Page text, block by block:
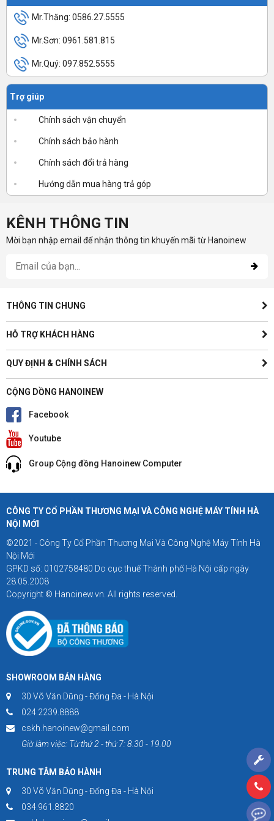
Mr.Thăng: 0586.27.5555
Mr.Sơn: 0961.581.815
Mr.Quý: 097.852.5555
Trợ giúp
Chính sách vận chuyển
Chính sách bảo hành
Chính sách đổi trả hàng
Hướng dẫn mua hàng trả góp
KÊNH THÔNG TIN
Mời bạn nhập email để nhận thông tin khuyến mãi từ Hanoinew
THÔNG TIN CHUNG
HỖ TRỢ KHÁCH HÀNG
QUY ĐỊNH & CHÍNH SÁCH
CỘNG DỒNG HANOINEW
Facebook
Youtube
Group Cộng đồng Hanoinew Computer
CÔNG TY CỔ PHẦN THƯƠNG MẠI VÀ CÔNG NGHỆ MÁY TÍNH HÀ
NỘI MỚI
©2021 - Công Ty Cổ Phần Thương Mại Và Công Nghệ Máy Tính Hà
Nội Mới
GPKD số: 0102758480 Do cục thuế Thành phố Hà Nội cấp ngày
28.05.2008
Copyright © Hanoinew.vn. All rights reserved.
SHOWROOM BÁN HÀNG
30 Võ Văn Dũng - Đống Đa - Hà Nội
024.2239.8888
cskh.hanoinew@gmail.com
Giờ làm việc: Từ thứ 2 - thứ 7: 8.30 - 19.00
TRUNG TÂM BẢO HÀNH
30 Võ Văn Dũng - Đống Đa - Hà Nội
034.961.8820